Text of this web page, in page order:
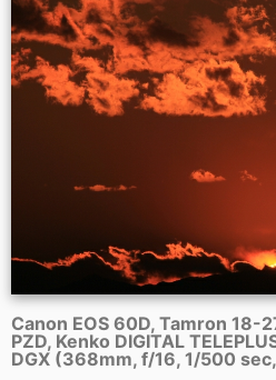
Canon EOS 60D, Tamron 18-
PZD, Kenko DIGITAL
DGX (368mm, f/16, 1/500